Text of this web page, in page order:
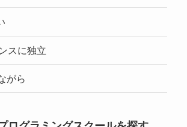
スに独立
がら